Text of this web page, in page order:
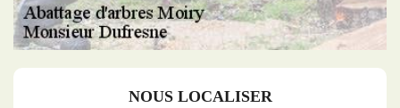
NOUS LOCALISER